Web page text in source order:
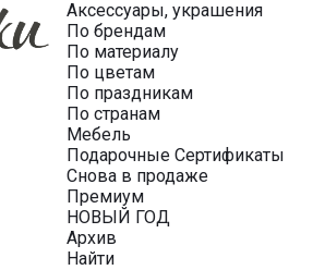
Аксессуары, украшения
По брендам
По материалу
По цветам
По праздникам
По странам
Мебель
Подарочные Сертификаты
Снова в продаже
Премиум
НОВЫЙ ГОД
Архив
Найти